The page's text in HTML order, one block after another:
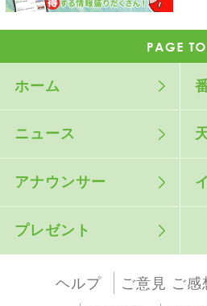
ホーム
ニュース
アナウンサー
プレゼント
ヘルプ ご意見 ご感